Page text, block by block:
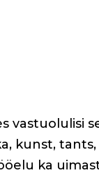
vastuolulisi
kunst,
ka